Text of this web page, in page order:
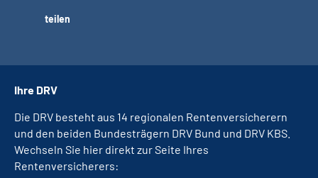
teilen
Ihre DRV
Die DRV besteht aus 14 regionalen Rentenversicherern
und den beiden Bundesträgern DRV Bund und DRV KBS.
Wechseln Sie hier direkt zur Seite Ihres
Rentenversicherers: